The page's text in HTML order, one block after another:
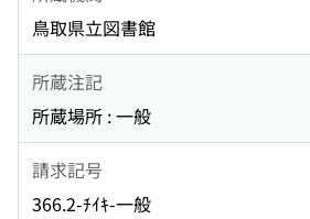
鳥取県立図書館
所蔵注記
所蔵場所 : 一般
請求記号
366.2-ﾁｲｷ-一般